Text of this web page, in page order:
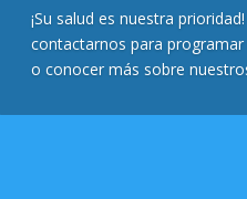
¡Su salud es nuestra
contactarnos para
o conocer más sobre